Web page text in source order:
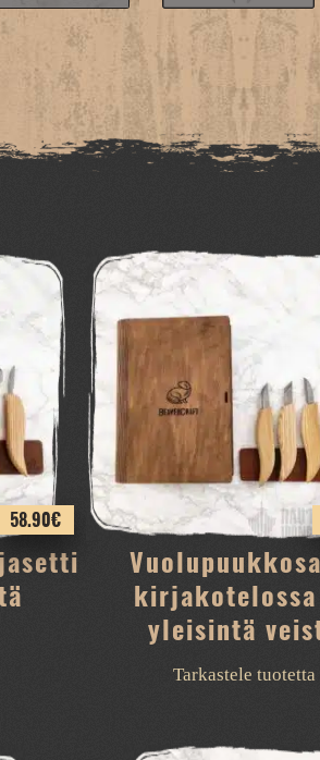
58.90€
yleisintä
Tarkastele tuotetta